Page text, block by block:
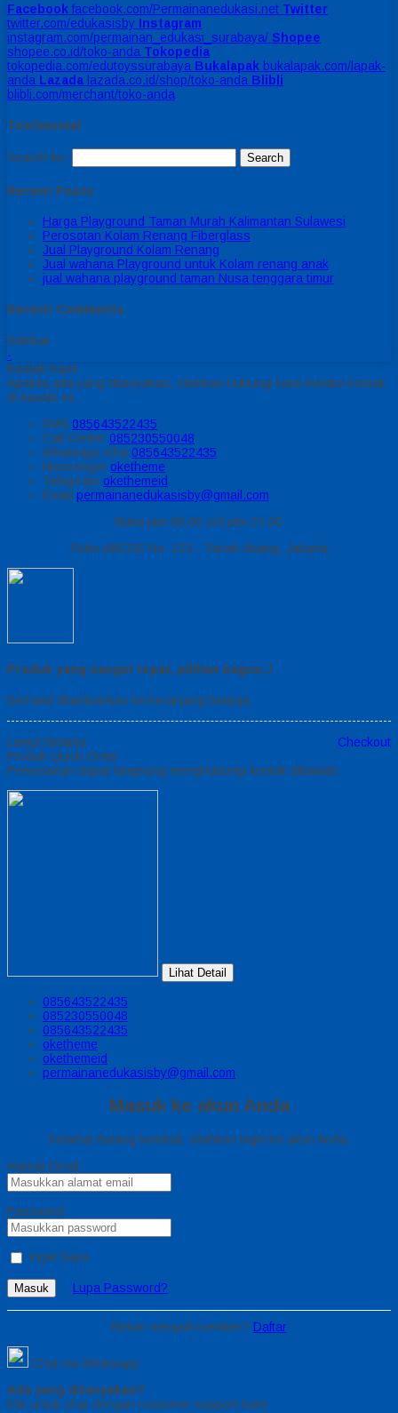
Facebook facebook.com/Permainanedukasi.net Twitter
twitter.com/edukasisby Instagram
instagram.com/permainan_edukasi_surabaya/ Shopee
shopee.co.id/toko-anda Tokopedia
tokopedia.com/edutoyssurabaya Bukalapak bukalapak.com/lapak-
anda Lazada lazada.co.id/shop/toko-anda Blibli
blibli.com/merchant/toko-anda
Testimonial
Search for:
Recent Posts
Harga Playground Taman Murah Kalimantan Sulawesi
Perosotan Kolam Renang Fiberglass
Jual Playground Kolam Renang
Jual wahana Playground untuk Kolam renang anak
jual wahana playground taman Nusa tenggara timur
Recent Comments
Sidebar
-
Kontak Kami
Apabila ada yang ditanyakan, silahkan hubungi kami melalui kontak
di bawah ini.
SMS 085643522435
Call Center 085230550048
Whatsapp Icha 085643522435
Messenger oketheme
Telegrram okethemeid
Email permainanedukasisby@gmail.com
Buka jam 08.00 s/d jam 21.00
Ruko ABCDE No. 123 - Tanah Abang, Jakarta
Produk yang sangat tepat, pilihan bagus..!
Berhasil ditambahkan ke keranjang belanja
Lanjut Belanja
Checkout
Produk Quick Order
Pemesanan dapat langsung menghubungi kontak dibawah:
Lihat Detail
085643522435
085230550048
085643522435
oketheme
okethemeid
permainanedukasisby@gmail.com
Masuk ke akun Anda
Selamat datang kembali, silahkan login ke akun Anda.
Alamat Email
Password
Ingat Saya
Masuk Lupa Password?
Belum menjadi member? Daftar
Chat via Whatsapp
Ada yang ditanyakan?
Klik untuk chat dengan customer support kami